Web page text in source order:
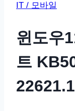
IT / 모바일
윈도우
트